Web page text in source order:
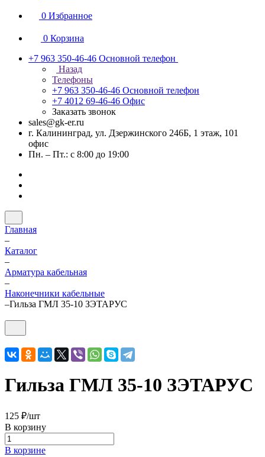
0 Избранное
0 Корзина
+7 963 350-46-46 Основной телефон
Назад
Телефоны
+7 963 350-46-46 Основной телефон
+7 4012 69-46-46 Офис
Заказать звонок
sales@gk-er.ru
г. Калининград, ул. Дзержинского 246Б, 1 этаж, 101
офис
Пн. – Пт.: с 8:00 до 19:00
Главная
–
Каталог
–
Арматура кабельная
–
Наконечники кабельные
–Гильза ГМЛ 35-10 ЗЭТАРУС
Гильза ГМЛ 35-10 ЗЭТАРУС
125 ₽/шт
В корзину
В корзине